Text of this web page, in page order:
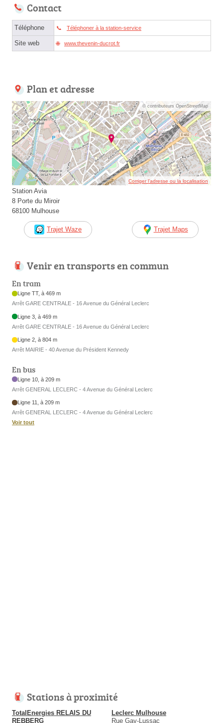
Contact
Téléphone Téléphoner à la station-service
Site web www.thevenin-ducrot.fr
Plan et adresse
© contributeurs OpenStreetMap
Corriger l’adresse ou la localisation
Station Avia
8 Porte du Miroir
68100 Mulhouse
Trajet Waze Trajet Maps
Venir en transports en commun
En tram
Ligne TT, à 469 m
Arrêt GARE CENTRALE - 16 Avenue du Général Leclerc
Ligne 3, à 469 m
Arrêt GARE CENTRALE - 16 Avenue du Général Leclerc
Ligne 2, à 804 m
Arrêt MAIRIE - 40 Avenue du Président Kennedy
En bus
Ligne 10, à 209 m
Arrêt GENERAL LECLERC - 4 Avenue du Général Leclerc
Ligne 11, à 209 m
Arrêt GENERAL LECLERC - 4 Avenue du Général Leclerc
Voir tout
Stations à proximité
TotalEnergies RELAIS DU
REBBERG
Leclerc Mulhouse
Rue Gay-Lussac